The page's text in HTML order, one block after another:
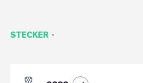
STECKER ·